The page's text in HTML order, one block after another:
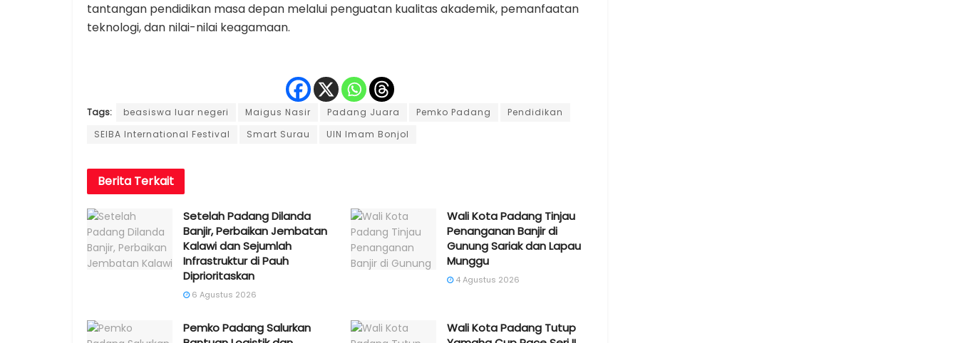
tantangan pendidikan masa depan melalui penguatan kualitas akademik, pemanfaatan
teknologi, dan nilai-nilai keagamaan.
Tags: beasiswa luar negeri Maigus Nasir Padang Juara Pemko Padang
Pendidikan
SEIBA International Festival
Smart Surau UIN Imam Bonjol
Berita Terkait
Setelah Padang Dilanda
Banjir, Perbaikan Jembatan
Kalawi dan Sejumlah
Infrastruktur di Pauh
Diprioritaskan
6 Agustus 2026
Wali Kota Padang Tinjau
Penanganan Banjir di
Gunung Sariak dan Lapau
Munggu
4 Agustus 2026
Pemko Padang Salurkan
Wali Kota Padang Tutup